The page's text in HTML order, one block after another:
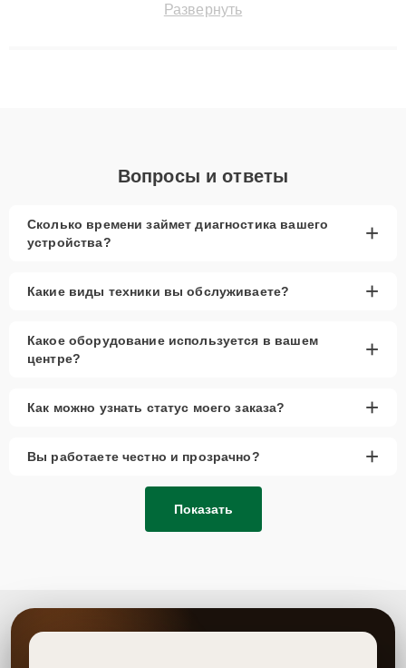
до 3 лет. Наши мастера решают сложные случаи: от замены
Развернуть
Вопросы и ответы
Сколько времени займет диагностика вашего
устройства?
+
Какие виды техники вы обслуживаете? +
Какое оборудование используется в вашем
центре?
+
Как можно узнать статус моего заказа? +
Вы работаете честно и прозрачно? +
Показать